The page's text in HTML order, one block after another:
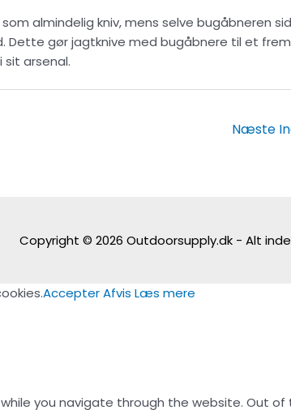
almindelig kniv, mens selve bugåbneren
gør jagtknive med bugåbnere til et
arsenal.
Næste
Copyright © 2026 Outdoorsupply.dk - Alt
AccepterAfvis Læs mere
you navigate through the website. Out